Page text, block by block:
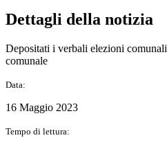
Dettagli della notizia
Depositati i verbali elezioni
comunale
Data:
16 Maggio 2023
Tempo di lettura: